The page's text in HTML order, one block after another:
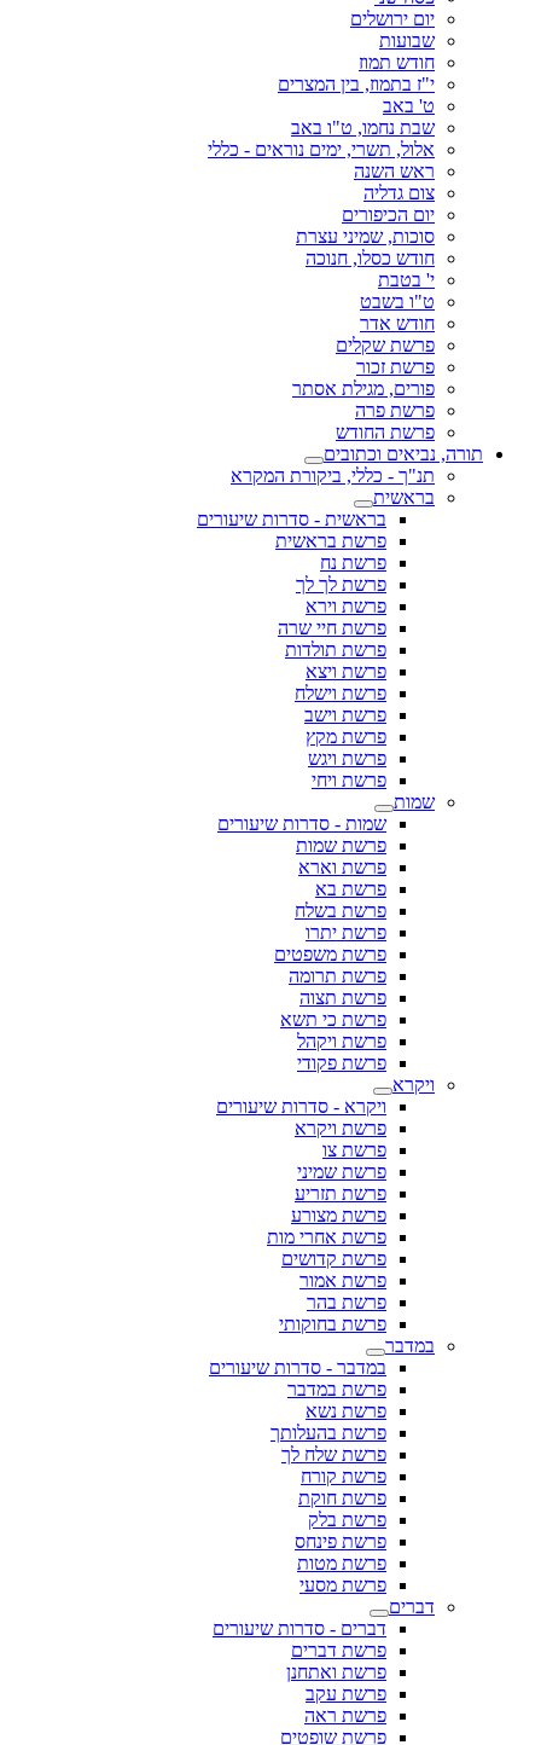
יום ירושלים
שבועות
חודש תמוז
י"ז בתמוז, בין המצרים
ט' באב
שבת נחמו, ט"ו באב
אלול, תשרי, ימים נוראים - כללי
ראש השנה
צום גדליה
יום הכיפורים
סוכות, שמיני עצרת
חודש כסלו, חנוכה
י' בטבת
ט"ו בשבט
חודש אדר
פרשת שקלים
פרשת זכור
פורים, מגילת אסתר
פרשת פרה
פרשת החודש
תורה, נביאים וכתובים
תנ"ך - כללי, ביקורת המקרא
בראשית
בראשית - סדרות שיעורים
פרשת בראשית
פרשת נח
פרשת לך לך
פרשת וירא
פרשת חיי שרה
פרשת תולדות
פרשת ויצא
פרשת וישלח
פרשת וישב
פרשת מקץ
פרשת ויגש
פרשת ויחי
שמות
שמות - סדרות שיעורים
פרשת שמות
פרשת וארא
פרשת בא
פרשת בשלח
פרשת יתרו
פרשת משפטים
פרשת תרומה
פרשת תצוה
פרשת כי תשא
פרשת ויקהל
פרשת פקודי
ויקרא
ויקרא - סדרות שיעורים
פרשת ויקרא
פרשת צו
פרשת שמיני
פרשת תזריע
פרשת מצורע
פרשת אחרי מות
פרשת קדושים
פרשת אמור
פרשת בהר
פרשת בחוקותי
במדבר
במדבר - סדרות שיעורים
פרשת במדבר
פרשת נשא
פרשת בהעלותך
פרשת שלח לך
פרשת קורח
פרשת חוקת
פרשת בלק
פרשת פינחס
פרשת מטות
פרשת מסעי
דברים
דברים - סדרות שיעורים
פרשת דברים
פרשת ואתחנן
פרשת עקב
פרשת ראה
פרשת שופטים